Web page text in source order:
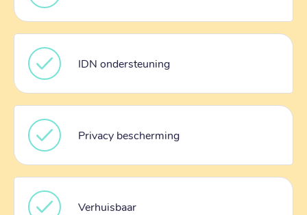
IDN ondersteuning
Privacy bescherming
Verhuisbaar